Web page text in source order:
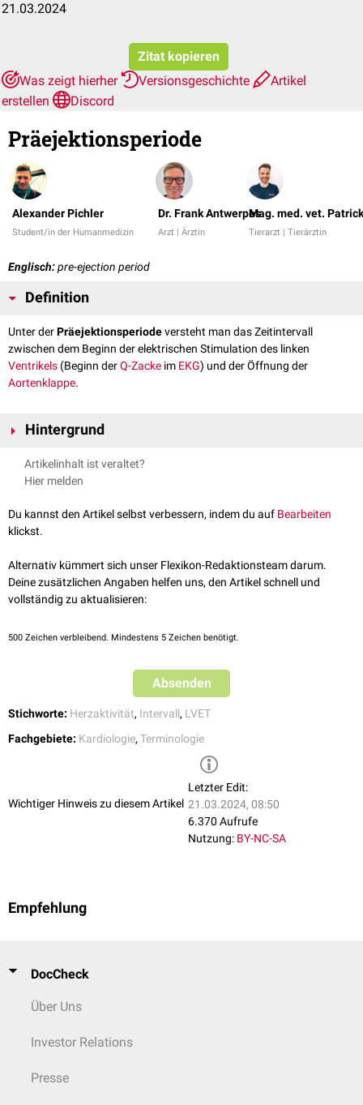
21.03.2024
Zitat kopieren
Was zeigt hierher
Versionsgeschichte
Artikel
erstellen
Discord
Präejektionsperiode
Alexander Pichler
Student/in der Humanmedizin
Dr. Frank Antwerpes
Arzt | Ärztin
Mag. med. vet.
Tierarzt | Tierärztin
Englisch:pre-ejection period
Definition
Unter derPräejektionsperiodeversteht man das Zeitintervall
zwischen dem Beginn der elektrischen Stimulation des linken
Ventrikels (Beginn derQ-Zacke im EKG) und der Öffnung der
Aortenklappe.
Hintergrund
Die PEP ergibt sich aus der Differenz
elektromechanischen Systole
größer als 40% sein sollte.
Artikelinhalt ist veraltet?
Hier melden
Du kannst den Artikel selbst verbessern, indem du auf Bearbeiten
klickst.
Alternativ kümmert sich unser Flexikon-Redaktionsteam darum.
Deine zusätzlichen Angaben helfen uns, den Artikel schnell und
vollständig zu aktualisieren:
500 Zeichen verbleibend. Mindestens 5 Zeichen benötigt.
Absenden
Stichworte: Herzaktivität, Intervall, LVET
Fachgebiete: Kardiologie, Terminologie
Wichtiger Hinweis zu diesem Artikel
Letzter Edit:
21.03.2024, 08:50
6.370 Aufrufe
Nutzung: BY-NC-SA
Empfehlung
DocCheck
Über Uns
Investor Relations
Presse